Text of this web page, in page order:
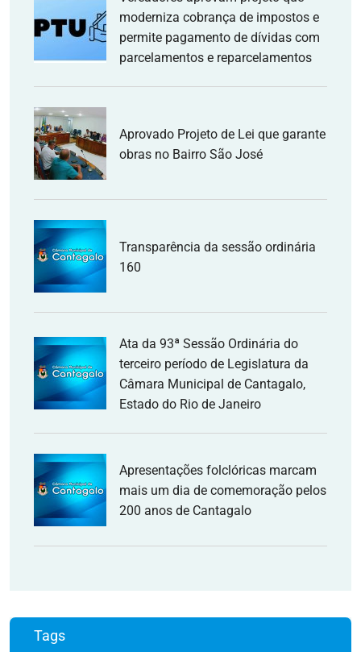
moderniza cobrança de impostos e
permite pagamento de dívidas com
parcelamentos e reparcelamentos
Aprovado Projeto de Lei que garante
obras no Bairro São José
Transparência da sessão ordinária
160
Ata da 93ª Sessão Ordinária do
terceiro período de Legislatura da
Câmara Municipal de Cantagalo,
Estado do Rio de Janeiro
Apresentações folclóricas marcam
mais um dia de comemoração pelos
200 anos de Cantagalo
Tags